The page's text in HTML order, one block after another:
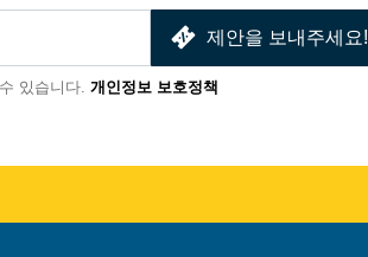
제안을 보내주세요!
있습니다. 개인정보 보호정책